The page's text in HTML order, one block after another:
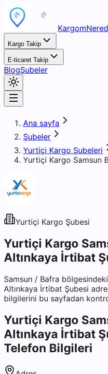
Kargo Takip
E-ticaret Takip
BlogŞubeler
Ana sayfa
Şubeler
Yurtiçi Kargo Şubeleri
Yurtiçi Kargo Samsun
Yurtiçi Kargo Şubesi
Yurtiçi Kargo
Altınkaya İrtibat
Samsun / Bafra bölgesindeki
Altınkaya İrtibat Şubesi
bilgilerini bu sayfadan
Yurtiçi Kargo
Altınkaya İrtibat
Telefon Bilgileri